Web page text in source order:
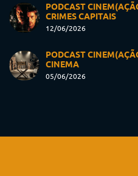
PODCAST
CRIMES CAPITAIS
12/06/2026
PODCAST
CINEMA
05/06/2026